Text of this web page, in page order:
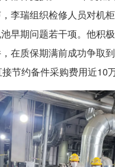
李瑞组织检修人员对机
早期问题若干项。他积
在质保期满前成功争取
节约备件采购费用近10万